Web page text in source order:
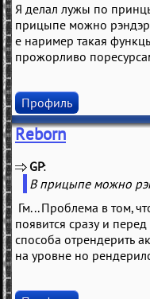
Я делал лужы по
прицыпе можно
е наример такая
прожорливо
Профиль
Reborn
GP
В прицыпе можно
Гм... Проблема в том,
появится сразу и
способа отрендерить
на уровне но